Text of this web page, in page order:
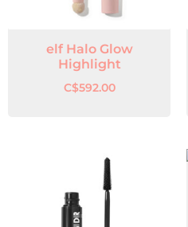
elf Halo Glow
Highlight
C$592.00